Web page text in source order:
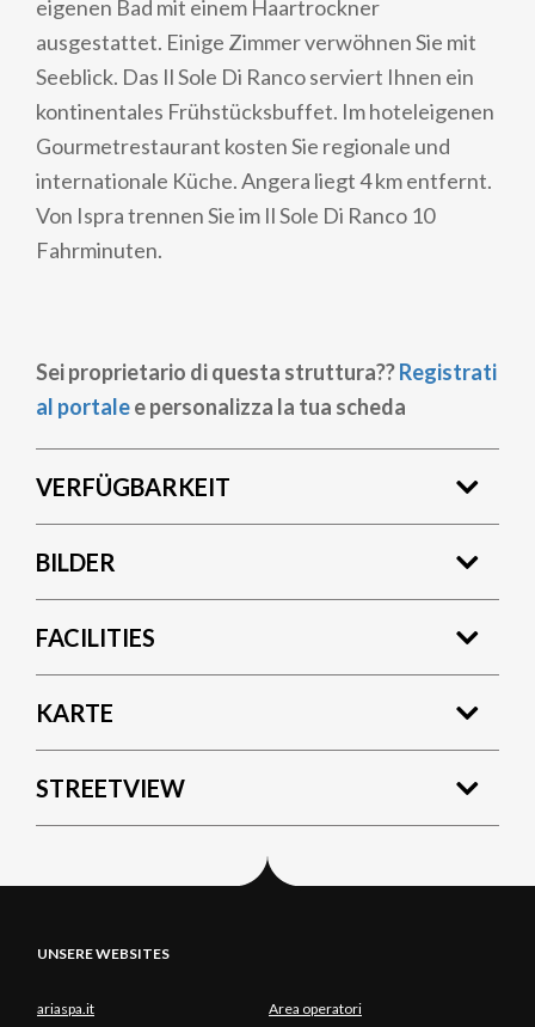
eigenen Bad mit einem Haartrockner
ausgestattet. Einige Zimmer verwöhnen Sie mit
Seeblick. Das Il Sole Di Ranco serviert Ihnen ein
kontinentales Frühstücksbuffet. Im hoteleigenen
Gourmetrestaurant kosten Sie regionale und
internationale Küche. Angera liegt 4 km entfernt.
Von Ispra trennen Sie im Il Sole Di Ranco 10
Fahrminuten.
Sei proprietario di questa struttura??Registrati
al portalee personalizza la tua scheda
VERFÜGBARKEIT
BILDER
FACILITIES
KARTE
STREETVIEW
UNSERE WEBSITES
ariaspa.it Area operatori